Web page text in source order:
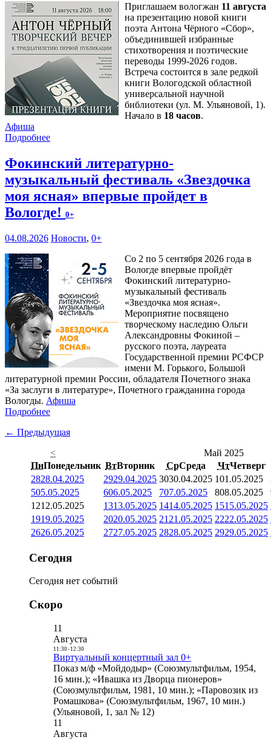
Приглашаем вологжан 11 августа
на презентацию новой книги
поэта Антона Чёрного «Сбор»,
объединившей избранные
стихотворения и поэтические
переводы 1999-2026 годов.
Встреча состоится в зале редкой
книги Вологодской областной
универсальной научной
библиотеки (ул. М. Ульяновой, 1).
Начало в 18 часов.
Афиша
Подробнее
Фокинский литературно-
музыкальный фестиваль «Звездочка
моя ясная» впервые пройдет в
Вологде! 0+
04.08.2026 Новости, 0+
Со 2 по 5 сентября 2026 года в
Вологде впервые пройдёт
Фокинский литературно-
музыкальный фестиваль
«Звездочка моя ясная».
Мероприятие посвящено
творческому наследию Ольги
Александровны Фокиной –
русского поэта, лауреата
Государственной премии РСФСР
имени М. Горького, Большой
литературной премии России, обладателя Почетного знака
«За заслуги в литературе», Почетного гражданина города
Вологды. Афиша
Подробнее
← Предыдущая
<
Май 2025
ПнПонедельник ВтВторник СрСреда ЧтЧетверг
2828.04.2025 2929.04.2025 3030.04.2025 101.05.2025
505.05.2025 606.05.2025 707.05.2025 808.05.2025
1212.05.2025 1313.05.2025 1414.05.2025 1515.05.2025
1919.05.2025 2020.05.2025 21 21.05.2025 2222.05.2025
2626.05.2025 2727.05.2025 2828.05.2025 2929.05.2025
Сегодня
Сегодня нет событий
Скоро
11
Августа
11:30- 12:30
Виртуальный концертный зал 0+
Показ м/ф «Мойдодыр» (Союзмультфильм, 1954,
16 мин.); «Ивашка из Дворца пионеров»
(Союзмультфильм, 1981, 10 мин.); «Паровозик из
Ромашкова» (Союзмультфильм, 1967, 10 мин.)
(Ульяновой, 1, зал № 12)
11
Августа